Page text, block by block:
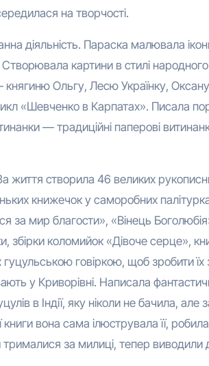
на творчості.
діяльність. Параска малювала
Створювала картини в стилі
Ольгу, Лесю Українку,
«Шевченко в Карпатах». Писала
— традиційні паперові
життя створила 46 великих
книжечок у саморобних
мир благости», «Вінець
збірки коломийок «Дівоче серце»,
гуцульською говіркою, щоб зробити
у Криворівні. Написала
в Індії, яку ніколи не бачила, але
книги вона сама ілюструвала її,
за милиці, тепер виводили